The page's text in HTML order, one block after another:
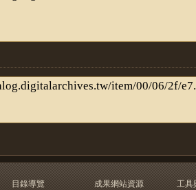
目錄導覽
成果網站資源
工具